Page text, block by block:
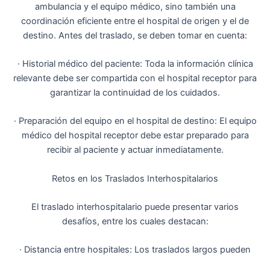
ambulancia y el equipo médico, sino también una
coordinación eficiente entre el hospital de origen y el de
destino. Antes del traslado, se deben tomar en cuenta:
· Historial médico del paciente: Toda la información clínica
relevante debe ser compartida con el hospital receptor para
garantizar la continuidad de los cuidados.
· Preparación del equipo en el hospital de destino: El equipo
médico del hospital receptor debe estar preparado para
recibir al paciente y actuar inmediatamente.
Retos en los Traslados Interhospitalarios
El traslado interhospitalario puede presentar varios
desafíos, entre los cuales destacan:
· Distancia entre hospitales: Los traslados largos pueden